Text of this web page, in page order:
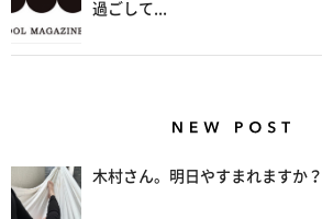
過ごして...
木村さん。明日やすまれますか？